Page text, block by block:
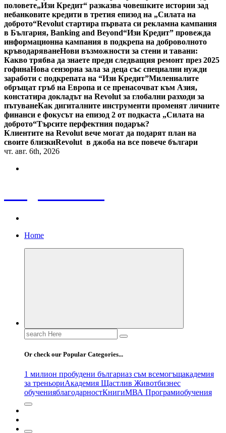
половете„Изи Кредит“ разказва човешките истории зад
небанковите кредити в третия епизод на „Силата на
доброто“Revolut стартира първата си рекламна кампания
в България, Banking and Beyond“Изи Кредит” провежда
информационна кампания в подкрепа на доброволното
кръводаряванеНови възможности за стени и тавани:
Какво трябва да знаете преди следващия ремонт през 2025
гофинаНова сензорна зала за деца със специални нужди
заработи с подкрепата на “Изи Кредит”Милениалите
обръщат гръб на Европа и се пренасочват към Азия,
констатира докладът на Revolut за глобални разходи за
пътуванеКак дигиталните инструменти променят личните
финанси е фокусът на епизод 2 от подкаста „Силата на
доброто“Търсите перфектния подарък?
Клиентите на Revolut вече могат да подарят план на
своите близкиRevolut в джоба на все повече българи
чт. авг. 6th, 2026
Home
Search
for:
Or check our Popular Categories...
1 милион пробудени българиаз съм всемогъщакадемия
за треньориАкадемия Щастлив Животбизнес
обученияблагодарностКнигиМВА Програмиобучения